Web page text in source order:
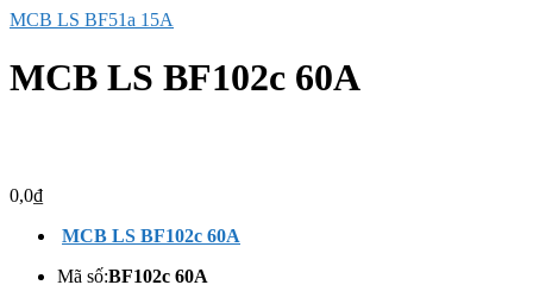
MCB LS BF51a 15A
MCB LS BF102c 60A
0,0₫
MCB LS BF102c 60A
Mã số:BF102c 60A